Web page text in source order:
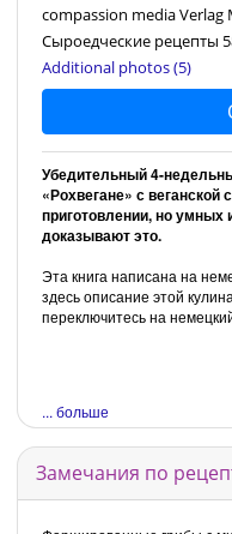
compassion media Verlag
Сыроедческие рецепты
Additional photos (5)
Убедительный 4-
«Рохвегане» с
приготовлении, но умных
доказывают это.
Эта книга написана на
здесь описание этой
переключитесь на
... больше
Замечания по